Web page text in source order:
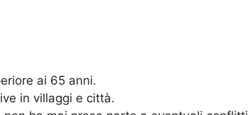
ai 65 anni.
in villaggi e città.